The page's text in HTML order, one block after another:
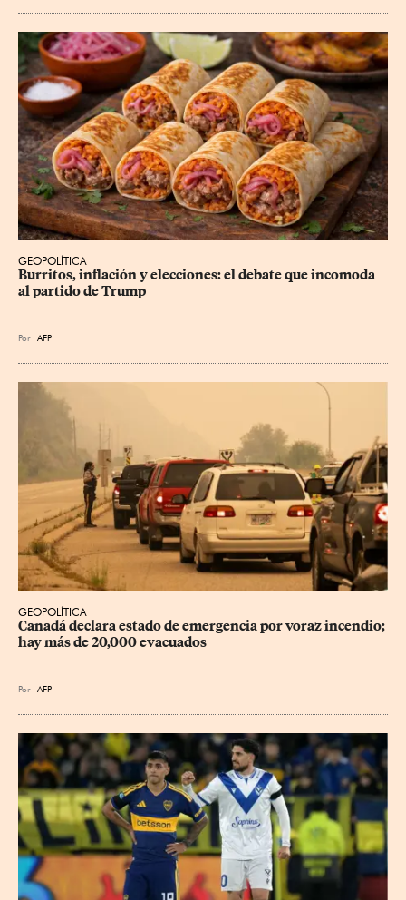
GEOPOLÍTICA
Burritos, inflación y elecciones: el debate que incomoda
al partido de Trump
Por AFP
GEOPOLÍTICA
Canadá declara estado de emergencia por voraz incendio;
hay más de 20,000 evacuados
Por AFP